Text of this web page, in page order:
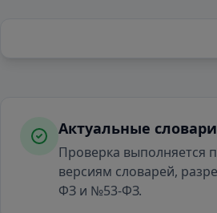
Актуальные словари
Проверка выполняется
версиям словарей,
ФЗ и №53-ФЗ.